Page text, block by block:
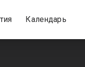
Календарь